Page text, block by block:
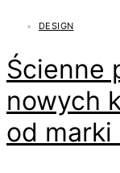
DESIGN
Ścienne
nowych
od marki